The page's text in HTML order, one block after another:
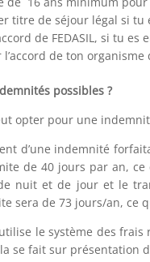
titre de séjour légal si tu
de FEDASIL, si tu es
l’accord de ton
possibles ?
opter pour une
d’une indemnité
de 40 jours par an,
nuit et de jour et le
sera de 73 jours/an, ce
le système des
se fait sur présentation